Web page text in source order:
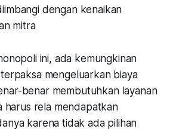
dengan kenaikan
mitra
ini, ada kemungkinan
mengeluarkan biaya
benar membutuhkan layanan
harus rela mendapatkan
karena tidak ada pilihan